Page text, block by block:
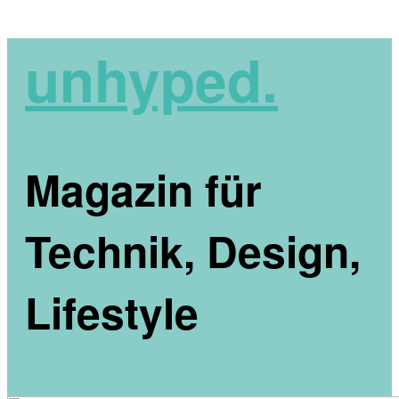
unhyped.
Magazin für
Technik, Design,
Lifestyle